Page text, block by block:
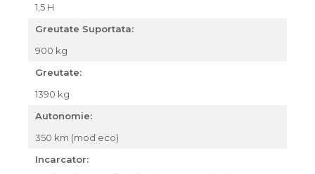
1,5 H
Greutate Suportata:
900 kg
Greutate:
1390 kg
Autonomie:
350 km (mod eco)
Incarcator: